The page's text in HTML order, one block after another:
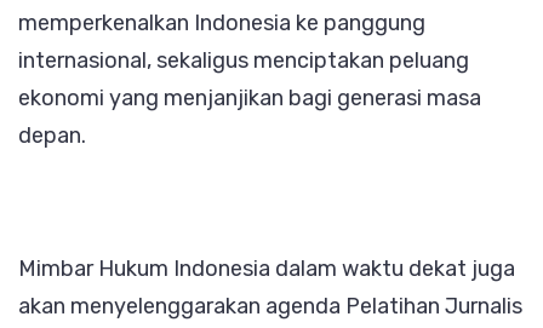
memperkenalkan Indonesia ke panggung
internasional, sekaligus menciptakan peluang
ekonomi yang menjanjikan bagi generasi masa
depan.
Mimbar Hukum Indonesia dalam waktu dekat juga
akan menyelenggarakan agenda Pelatihan Jurnalis